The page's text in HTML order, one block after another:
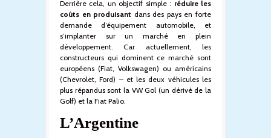
Derrière cela, un objectif simple : réduire les
coûts en produisant dans des pays en forte
demande d’équipement automobile, et
s’implanter sur un marché en plein
développement. Car actuellement, les
constructeurs qui dominent ce marché sont
européens (Fiat, Volkswagen) ou américains
(Chevrolet, Ford) – et les deux véhicules les
plus répandus sont la VW Gol (un dérivé de la
Golf) et la Fiat Palio.
L’Argentine